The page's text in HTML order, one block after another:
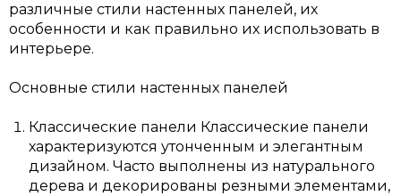
различные стили настенных панелей, их
особенности и как правильно их использовать в
интерьере.
Основные стили настенных панелей
Классические панели Классические панели
характеризуются утонченным и элегантным
дизайном. Часто выполнены из натурального
дерева и декорированы резными элементами,